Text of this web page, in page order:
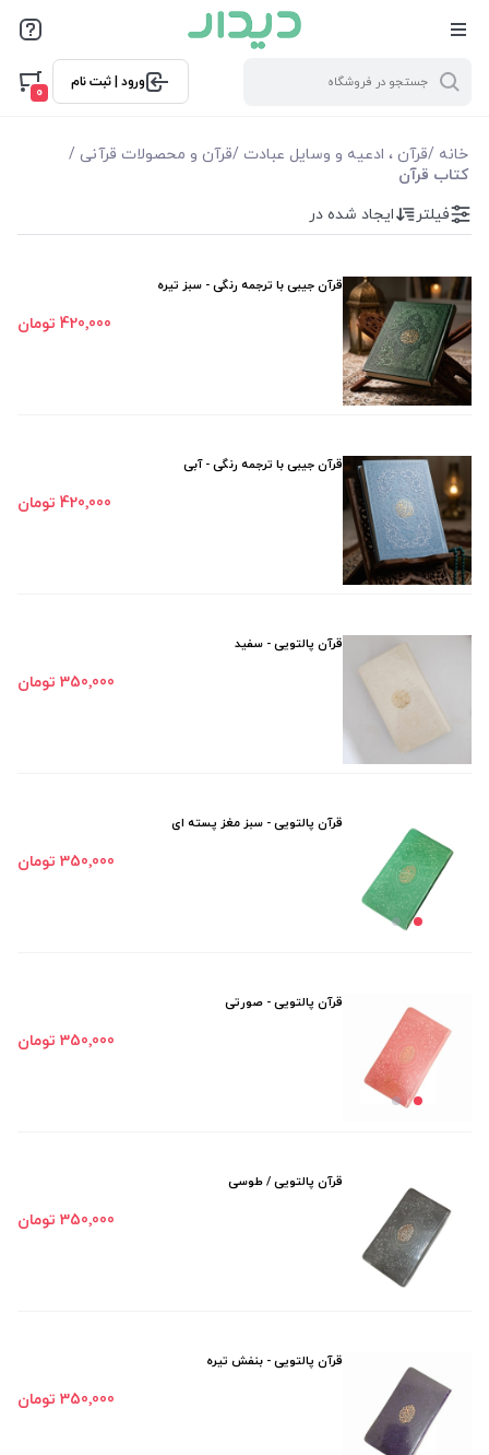
ورود | ثبت نام
0
خانه /قرآن ، ادعیه و وسایل عبادت /قرآن و محصولات قرآنی /
کتاب قرآن
فیلتر بر اساس قیمت
فیلترها
نمایش همه محصولات
فیلتر ایجاد شده در
قرآن جیبی با ترجمه رنگی - سبز تیره
420٬000 تومان
قرآن جیبی با ترجمه رنگی - آبی
420٬000 تومان
قرآن پالتویی - سفید
350٬000 تومان
قرآن پالتویی - سبز مغز پسته ای
350٬000 تومان
قرآن پالتویی - صورتی
350٬000 تومان
قرآن پالتویی / طوسی
350٬000 تومان
قرآن پالتویی - بنفش تیره
350٬000 تومان